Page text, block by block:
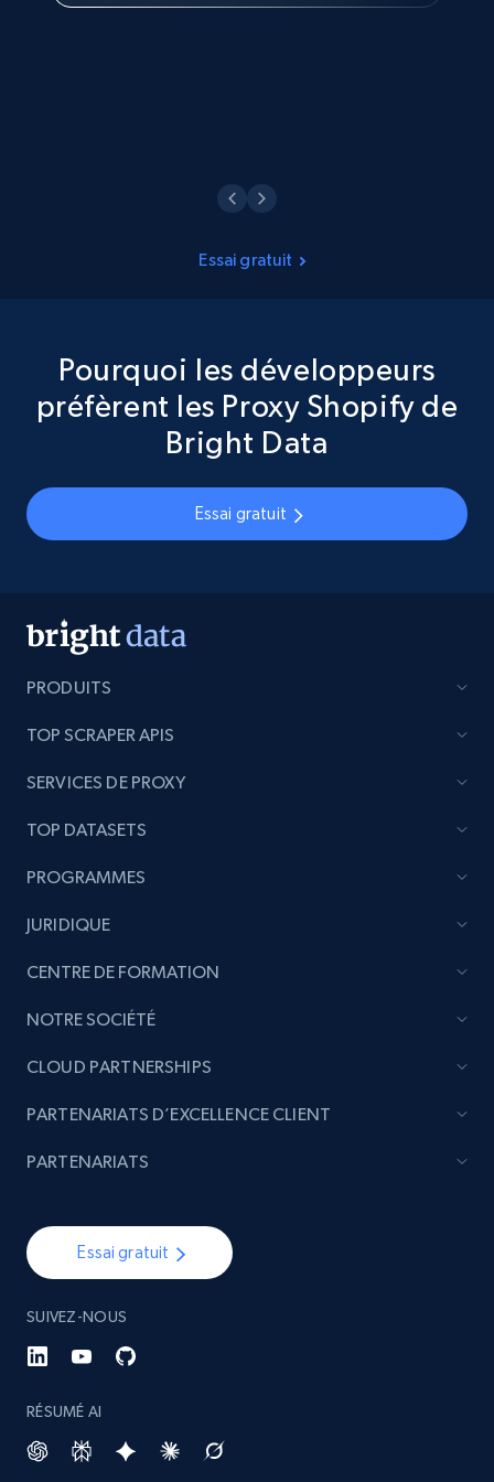
Philippines Inc.
Essai gratuit
Pourquoi les développeurs
préfèrent les Proxy Shopify de
Bright Data
Essai gratuit
PRODUITS
TOP SCRAPER APIS
SERVICES DE PROXY
TOP DATASETS
PROGRAMMES
JURIDIQUE
CENTRE DE FORMATION
NOTRE SOCIÉTÉ
Essai gratuit
SUIVEZ-NOUS
RÉSUMÉ AI
CLOUD PARTNERSHIPS
PARTENARIATS D’EXCELLENCE CLIENT
PARTENARIATS